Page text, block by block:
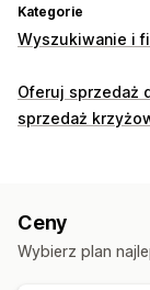
Kategorie
Wyszukiwanie i
Funkcje
Wyszukiwanie
Oferuj sprzedaż
sprzedaż
Oferty i
Ceny
Wybierz plan